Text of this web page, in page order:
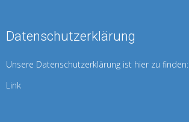
Datenschutzerklärung
Unsere Datenschutzerklärung ist hier zu finden:
Link